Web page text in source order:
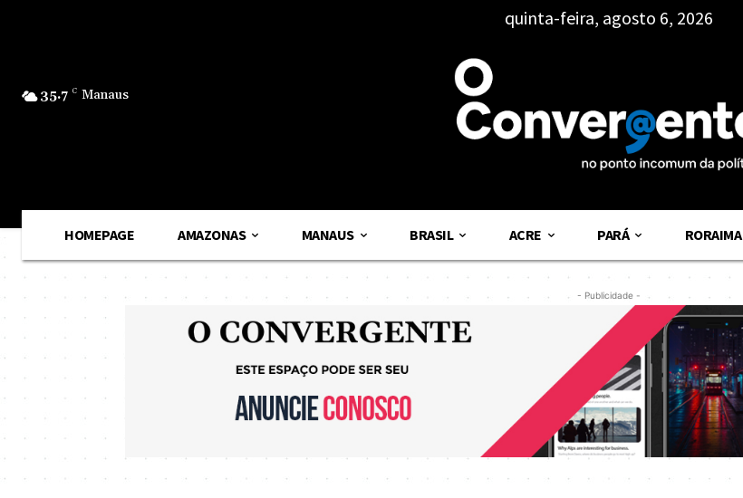
35.7 C Manaus
quinta-feira, agosto 6, 2026
HOMEPAGE AMAZONAS MANAUS BRASIL ACRE PARÁ RORAIMA
- Publicidade -